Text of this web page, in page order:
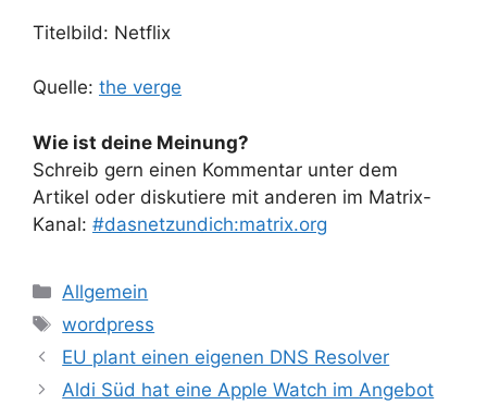
Titelbild: Netflix
Quelle: the verge
Wie ist deine Meinung?
Schreib gern einen Kommentar unter dem
Artikel oder diskutiere mit anderen im Matrix-
Kanal: #dasnetzundich:matrix.org
Kategorien
Allgemein
Schlagwörter
wordpress
EU plant einen eigenen DNS Resolver
Aldi Süd hat eine Apple Watch im Angebot